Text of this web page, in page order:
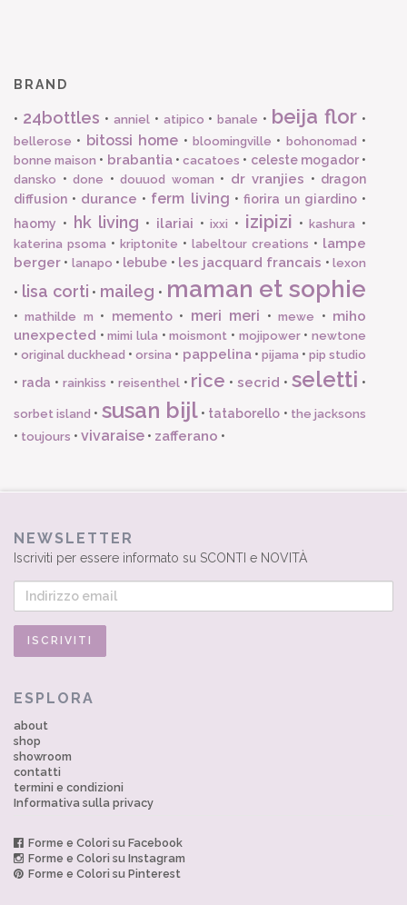
BRAND
• 24bottles • anniel• atipico •banale • beija flor •
bellerose • bitossi home • bloomingville • bohonomad •
bonne maison • brabantia•cacatoes • celeste mogador•
dansko • done • douuod woman • dr vranjies • dragon
diffusion • durance • ferm living • fiorira un giardino•
haomy • hk living • ilariai •ixxi • izipizi •kashura •
katerina psoma • kriptonite • labeltour creations • lampe
berger • lanapo • lebube • les jacquard francais •lexon
• lisa corti • maileg • maman et sophie
•mathilde m • memento• meri meri •mewe • miho
unexpected •mimi lula •moismont • mojipower•newtone
•original duckhead •orsina • pappelina• pijama • pip studio
• rada • rainkiss • reisenthel• rice •secrid •seletti •
sorbet island • susan bijl• tataborello • the jacksons
• toujours • vivaraise • zafferano •
NEWSLETTER
Iscriviti per essere informato su SCONTI e NOVITÀ
ESPLORA
about
shop
showroom
contatti
termini e condizioni
Informativa sulla privacy
Forme e Colori su Facebook
Forme e Colori su Instagram
Forme e Colori su Pinterest